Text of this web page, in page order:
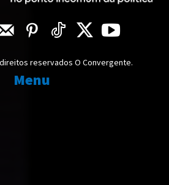
reservados O Convergente.
Menu